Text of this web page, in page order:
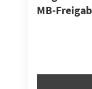
MB-